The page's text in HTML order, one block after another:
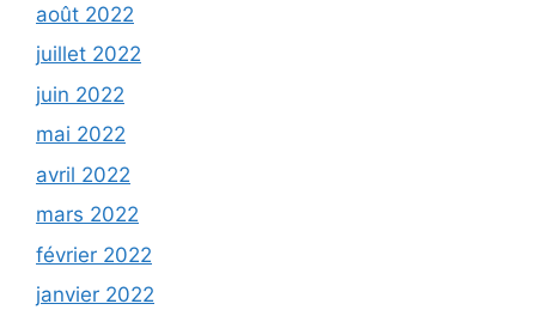
août 2022
juillet 2022
juin 2022
mai 2022
avril 2022
mars 2022
février 2022
janvier 2022